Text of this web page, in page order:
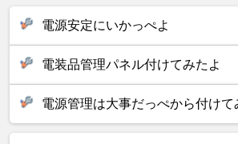
電源安定にいかっぺよ
電装品管理パネル付けてみたよ
電源管理は大事だっぺから付けて